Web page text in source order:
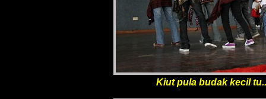
Kiut pula budak kecil